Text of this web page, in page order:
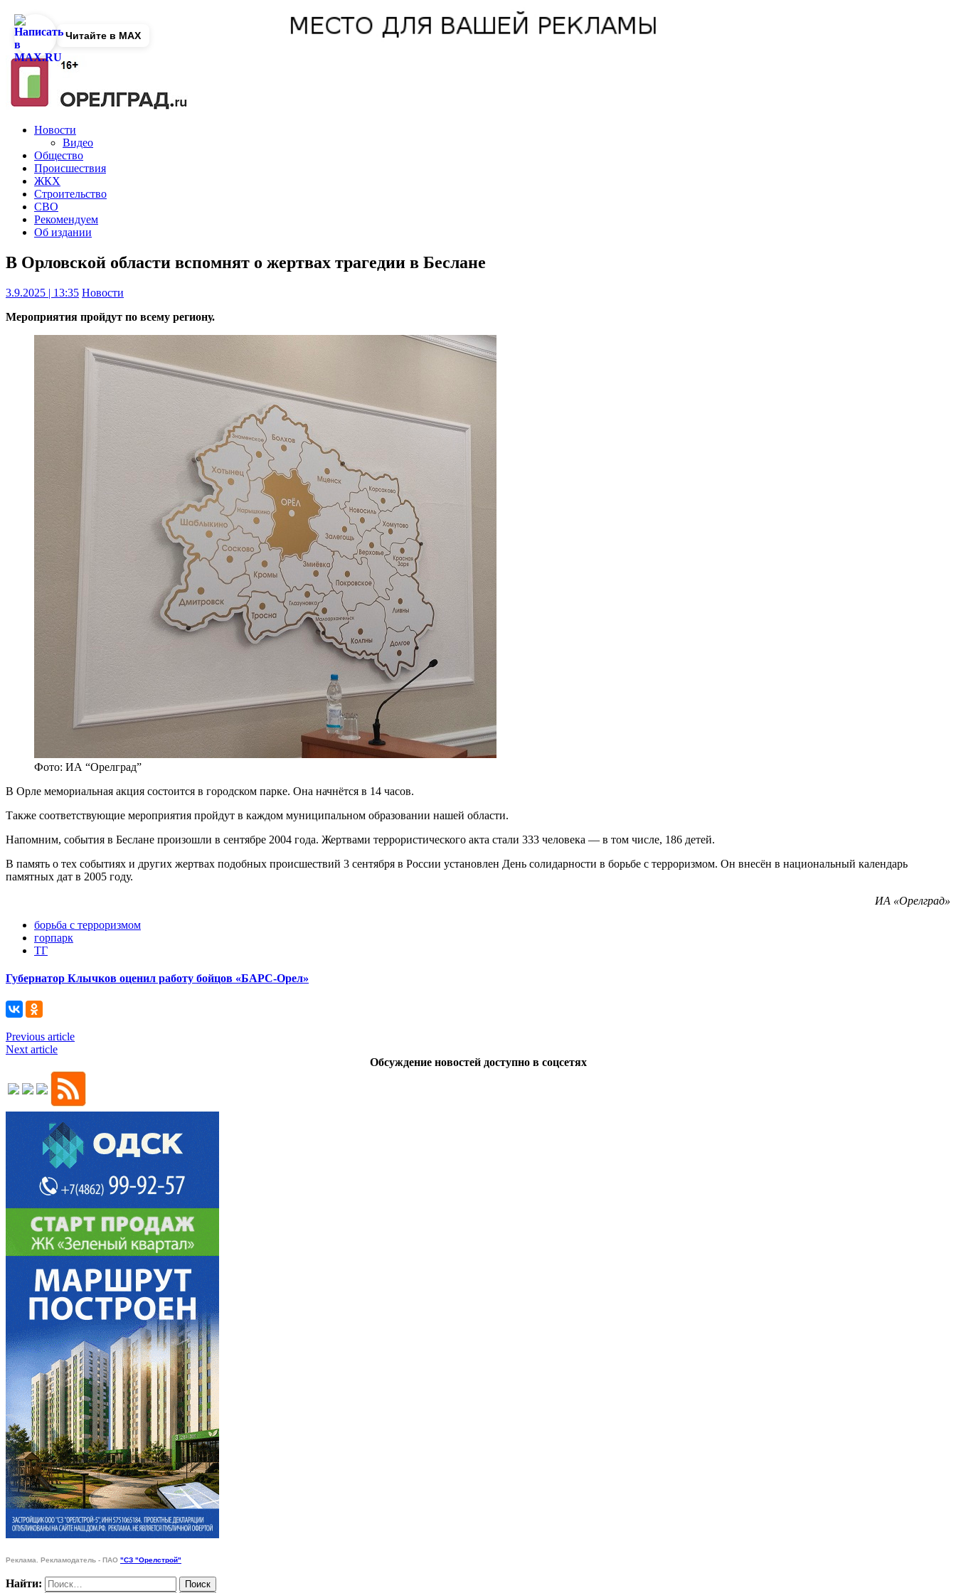
Новости
Видео
Общество
Происшествия
ЖКХ
Строительство
СВО
Рекомендуем
Об издании
В Орловской области вспомнят о жертвах трагедии в Беслане
3.9.2025 | 13:35 Новости
Мероприятия пройдут по всему региону.
Фото: ИА “Орелград”
В Орле мемориальная акция состоится в городском парке. Она начнётся в 14 часов.
Также соответствующие мероприятия пройдут в каждом муниципальном образовании нашей области.
Напомним, события в Беслане произошли в сентябре 2004 года. Жертвами террористического акта стали 333 человека — в том числе, 186 детей.
В память о тех событиях и других жертвах подобных происшествий 3 сентября в России установлен День солидарности в борьбе с терроризмом. Он внесён в национальный календарь
памятных дат в 2005 году.
ИА «Орелград»
борьба с терроризмом
горпарк
ТГ
Губернатор Клычков оценил работу бойцов «БАРС-Орел»
Previous article
Next article
Обсуждение новостей доступно в соцсетях
Реклама. Рекламодатель - ПАО "СЗ "Орелстрой"
Найти:
Читайте в MAX